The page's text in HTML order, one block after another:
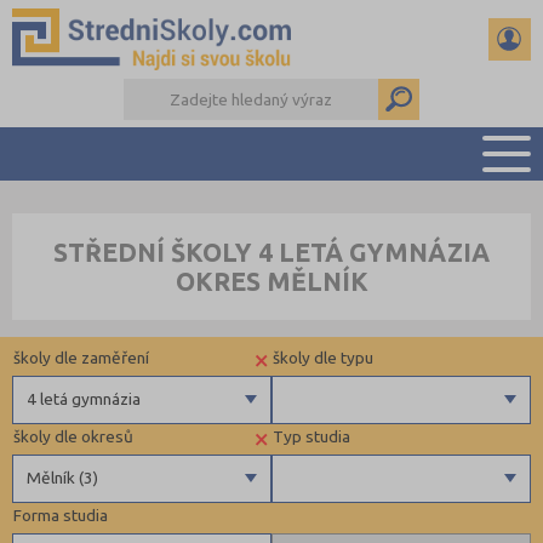
PŘÍPRAVA NA PŘIJÍMAČKY
DŮLEŽITÉ TERMÍNY
DALŠÍ DRUHY ŠKOL
STŘEDNÍ ŠKOLY 4 LETÁ GYMNÁZIA
OKRES MĚLNÍK
Forma studia
Typ studia
×
Mělník (3)
školy dle okresů
Benešov (3)
školy dle typu
Krajské
×
4 letá gymnázia
školy dle zaměření
Gymnázia
4 letá gymnázia
6 letá gymnázia